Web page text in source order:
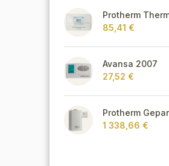
Protherm
85,41 €
Avansa 2007
27,52 €
1 338,66 €